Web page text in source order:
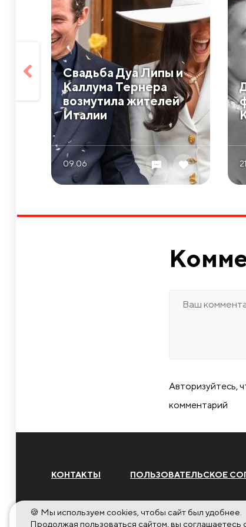
Свадьба Дуа Липы и
Каллума Тернера
возмутила жителей
Италии
09.06
Авторизуйтесь,
комментарий
КОНТАКТЫ ПОЛЬЗОВАТЕЛЬСКОЕ
🍪 Мы используем cookies, чтобы сайт был удобнее.
Продолжая пользоваться сайтом, вы соглашаетесь